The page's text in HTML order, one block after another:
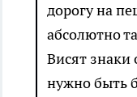
дорогу на
абсолютно
Висят знаки
нужно быть